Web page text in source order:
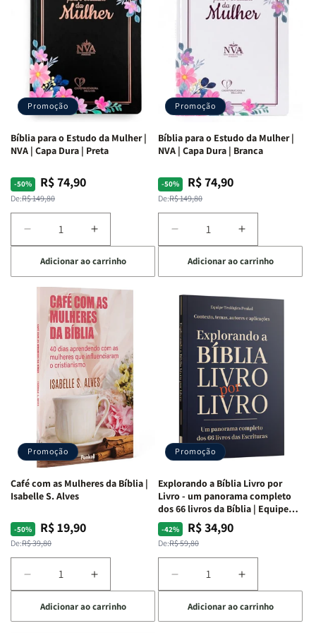
Promoção
Bíblia para o Estudo da Mulher |
NVA | Capa Dura | Preta
-50%
Preço
normal
De:R$ 149,80
Preço
promocional
R$ 74,90
Diminuir
a
quantidade
de
Bíblia
para
Estudo
da
Mulher
NVA
Capa
Dura
|
Preta
Aumentar
a
quantidade
de
Bíblia
para
o
Estudo
da
Mulher
|
NVA
|
Capa
Dura
|
Adicionar ao carrinho
Promoção
Bíblia para o Estudo da Mulher |
NVA | Capa Dura | Branca
-50%
Preço
normal
De:R$ 149,80
Preço
promocional
R$ 74,90
Diminuir
a
quantidade
de
Bíblia
o
Estudo
da
Mulher
NVA
Capa
Dura
|
Aumentar
a
quantidade
de
Bíblia
para
o
Estudo
Mulher
|
NVA
|
Capa
Dura
|
Adicionar ao carrinho
Promoção
Café com as Mulheres da Bíblia |
Isabelle S. Alves
-50%
Preço
normal
De:R$ 39,80
Preço
promocional
R$ 19,90
Diminuir
a
quantidade
de
Aumentar
a
quantidade
de
Adicionar ao carrinho
Promoção
Explorando a Bíblia Livro por
Livro - um panorama completo
dos 66 livros da Bíblia | Equipe
teológica Penkal
-42%
Preço
normal
De:R$ 59,80
Preço
promocional
R$ 34,90
Diminuir
a
quantidade
de
Aumentar
a
quantidade
de
Adicionar ao carrinho